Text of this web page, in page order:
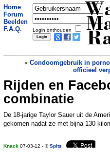
Home
Forum
Beelden
F.A.Q.
Login onthouden
« Condoomgebruik in
officieel
Rijden en
combinatie
De 18-jarige Taylor Sauer uit de
gekomen nadat ze met bijna 130
Knack 07-03-12 - ©Spits